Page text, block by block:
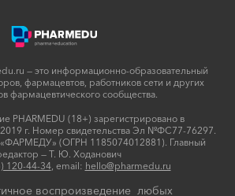
— это информационно-образовательный
фармацевтов, работников сети и других
фармацевтического сообщества.
PHARMEDU (18+) зарегистрировано в
г. Номер свидетельства Эл №ФС77-76297.
(ОГРН 1185074012881). Главный
— Т. Ю. Ходанович
120-44-34, email: hello@pharmedu.ru
воспроизведение любых